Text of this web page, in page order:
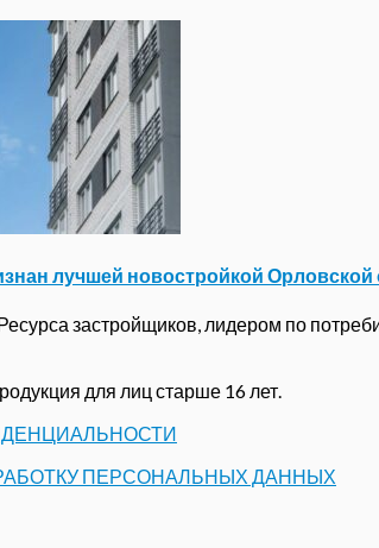
лучшей новостройкой Орловской
застройщиков, лидером по
для лиц старше 16 лет.
ПЕРСОНАЛЬНЫХ ДАННЫХ